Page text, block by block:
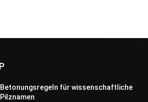
Betonungsregeln für wissenschaftliche
Pilznamen